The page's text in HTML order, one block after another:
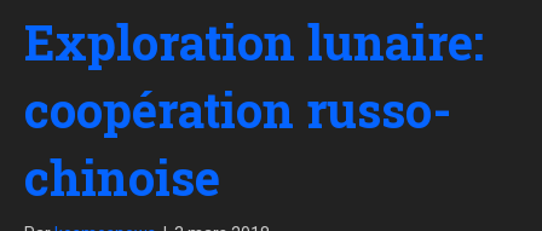
Exploration lunaire:
coopération russo-
chinoise